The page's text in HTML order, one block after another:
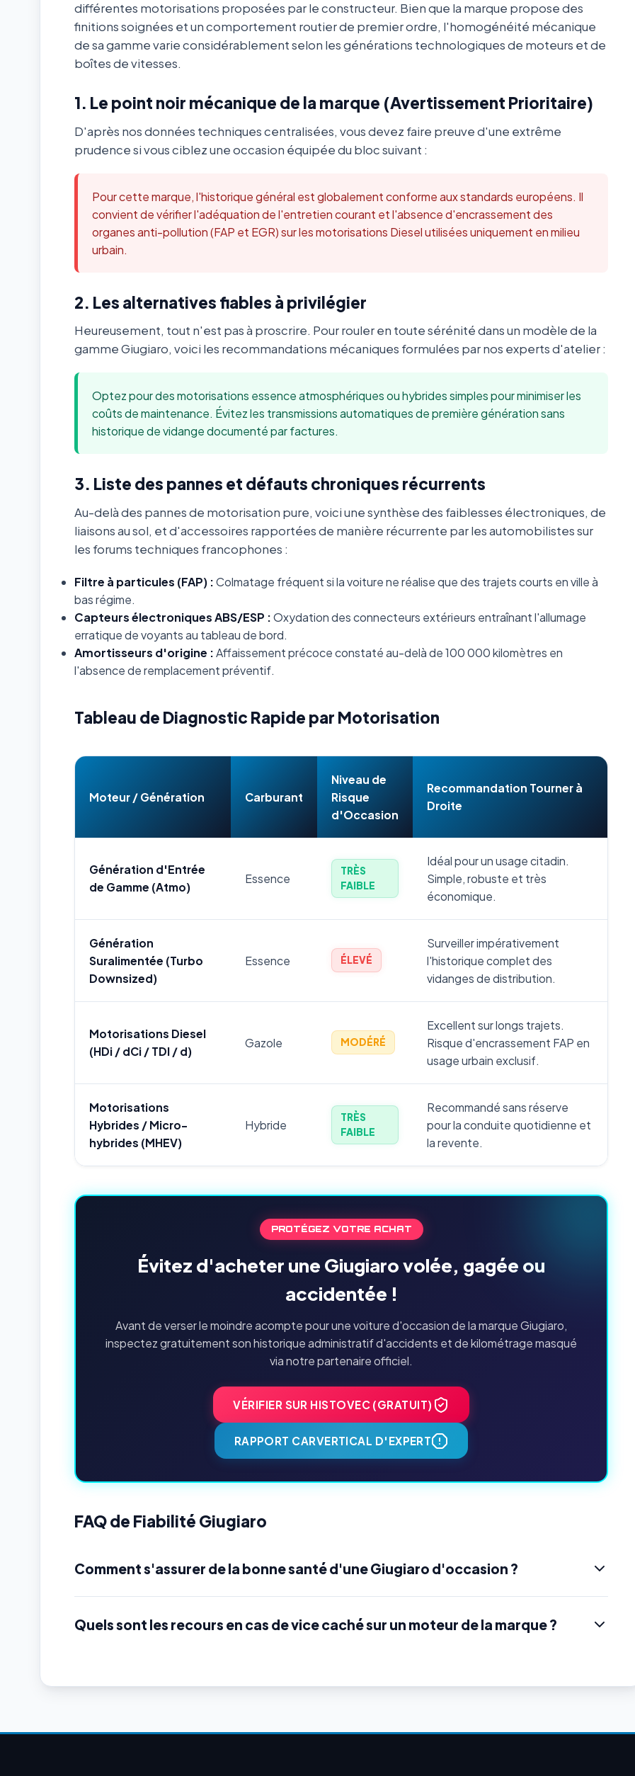
différentes motorisations proposées par le constructeur. Bien que la marque propose des
finitions soignées et un comportement routier de premier ordre, l'homogénéité mécanique
de sa gamme varie considérablement selon les générations technologiques de moteurs et de
boîtes de vitesses.
1. Le point noir mécanique de la marque (Avertissement Prioritaire)
D'après nos données techniques centralisées, vous devez faire preuve d'une extrême
prudence si vous ciblez une occasion équipée du bloc suivant :
Pour cette marque, l'historique général est globalement conforme aux standards européens. Il
convient de vérifier l'adéquation de l'entretien courant et l'absence d'encrassement des
organes anti-pollution (FAP et EGR) sur les motorisations Diesel utilisées uniquement en milieu
urbain.
2. Les alternatives fiables à privilégier
Heureusement, tout n'est pas à proscrire. Pour rouler en toute sérénité dans un modèle de la
gamme Giugiaro, voici les recommandations mécaniques formulées par nos experts d'atelier :
Optez pour des motorisations essence atmosphériques ou hybrides simples pour minimiser les
coûts de maintenance. Évitez les transmissions automatiques de première génération sans
historique de vidange documenté par factures.
3. Liste des pannes et défauts chroniques récurrents
Au-delà des pannes de motorisation pure, voici une synthèse des faiblesses électroniques, de
liaisons au sol, et d'accessoires rapportées de manière récurrente par les automobilistes sur
les forums techniques francophones :
Filtre à particules (FAP) :Colmatage fréquent si la voiture ne réalise que des trajets courts en ville à
bas régime.
Capteurs électroniques ABS/ESP :Oxydation des connecteurs extérieurs entraînant l'allumage
erratique de voyants au tableau de bord.
Amortisseurs d'origine :Affaissement précoce constaté au-delà de 100 000 kilomètres en
l'absence de remplacement préventif.
Tableau de Diagnostic Rapide par Motorisation
Moteur / Génération Carburant
Niveau de
Risque
d'Occasion
Recommandation Tourner à
Droite
Génération d'Entrée
de Gamme (Atmo)
Essence
TRÈS
FAIBLE
Idéal pour un usage citadin.
Simple, robuste et très
économique.
Génération
Suralimentée (Turbo
Downsized)
Essence ÉLEVÉ
Surveiller impérativement
l'historique complet des
vidanges de distribution.
Motorisations Diesel
(HDi / dCi / TDI / d)
Gazole MODÉRÉ
Excellent sur longs trajets.
Risque d'encrassement FAP en
usage urbain exclusif.
Motorisations
Hybrides / Micro-
hybrides (MHEV)
Hybride
TRÈS
FAIBLE
Recommandé sans réserve
pour la conduite quotidienne et
la revente.
PROTÉGEZ VOTRE ACHAT
Évitez d'acheter une Giugiaro volée, gagée ou
accidentée !
Avant de verser le moindre acompte pour une voiture d'occasion de la marque Giugiaro,
inspectez gratuitement son historique administratif d'accidents et de kilométrage masqué
via notre partenaire officiel.
VÉRIFIER SUR HISTOVEC (GRATUIT)
RAPPORT CARVERTICAL D'EXPERT
FAQ de Fiabilité Giugiaro
Comment s'assurer de la bonne santé d'une Giugiaro d'occasion ?
Quels sont les recours en cas de vice caché sur un moteur de la marque ?